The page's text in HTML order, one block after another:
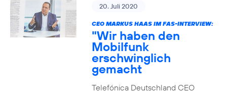
20. Juli 2020
CEO MARKUS HAAS IM FAS-INTERVIEW:
"Wir haben den
Mobilfunk
erschwinglich
gemacht
Telefónica Deutschland CEO